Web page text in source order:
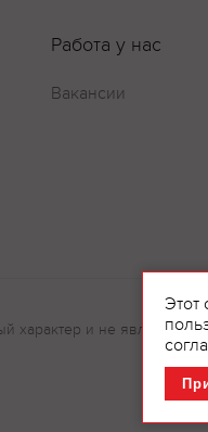
Работа у нас
Вакансии
характер и не являются
Этот